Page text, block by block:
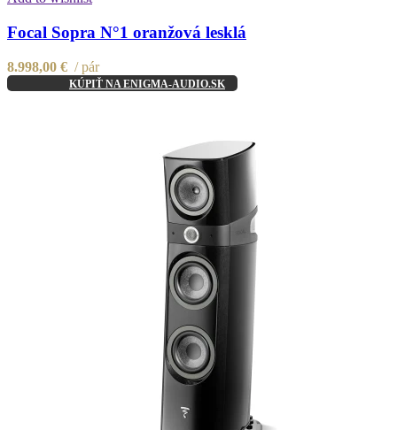
Focal Sopra N°1 oranžová lesklá
8.998,00 € pár
KÚPIŤ NA ENIGMA-AUDIO.SK